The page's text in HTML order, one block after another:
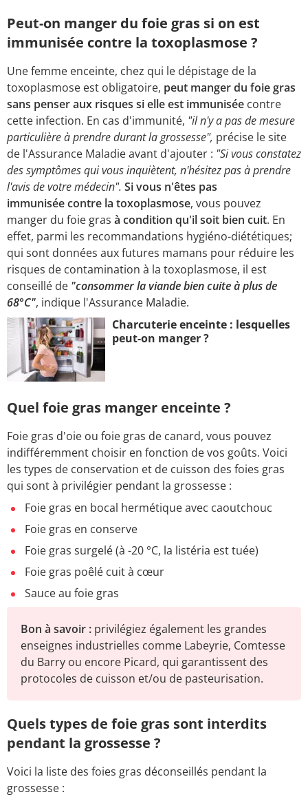
Peut-on manger du foie gras si on est
immunisée contre la toxoplasmose ?
Une femme enceinte, chez qui le dépistage de la
toxoplasmose est obligatoire, peut manger du foie gras
sans penser aux risques si elle est immunisée contre
cette infection. En cas d'immunité, "il n'y a pas de mesure
particulière à prendre durant la grossesse", précise le site
de l'Assurance Maladieavant d'ajouter : "Si vous constatez
des symptômes qui vous inquiètent, n'hésitez pas à prendre
l'avis de votre médecin". Si vous n'êtes pas
immunisée contre la toxoplasmose, vous pouvez
manger du foie gras à condition qu'il soit bien cuit. En
effet, parmi les recommandations hygiéno-diététiques;
qui sont données aux futures mamans pour réduire les
risques de contamination à la toxoplasmose, il est
conseillé de "consommer la viande bien cuite à plus de
68°C", indique l'Assurance Maladie.
Charcuterie enceinte : lesquelles
peut-on manger ?
Quel foie gras manger enceinte ?
Foie gras d'oie ou foie gras de canard, vous pouvez
indifféremment choisir en fonction de vos goûts. Voici
les types de conservation et de cuisson des foies gras
qui sont à privilégier pendant la grossesse :
Foie gras en bocal hermétique avec caoutchouc
Foie gras en conserve
Foie gras surgelé (à -20 °C, la listéria est tuée)
Foie gras poêlé cuit à cœur
Sauce au foie gras
Bon à savoir : privilégiez également les grandes
enseignes industrielles comme Labeyrie, Comtesse
du Barry ou encore Picard, qui garantissent des
protocoles de cuisson et/ou de pasteurisation.
Quels types de foie gras sont interdits
pendant la grossesse ?
Voici la liste des foies gras déconseillés pendant la
grossesse :